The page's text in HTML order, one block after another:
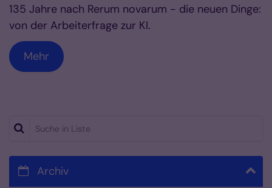
135 Jahre nach Rerum novarum - die neuen Dinge:
von der Arbeiterfrage zur KI.
Mehr
Suche in Liste
Archiv